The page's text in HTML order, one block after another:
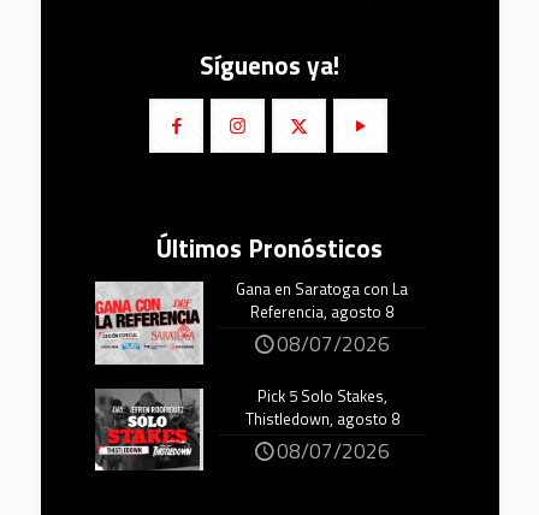
Síguenos ya!
Últimos Pronósticos
Gana en Saratoga con La
Referencia, agosto 8
08/07/2026
Pick 5 Solo Stakes,
Thistledown, agosto 8
08/07/2026